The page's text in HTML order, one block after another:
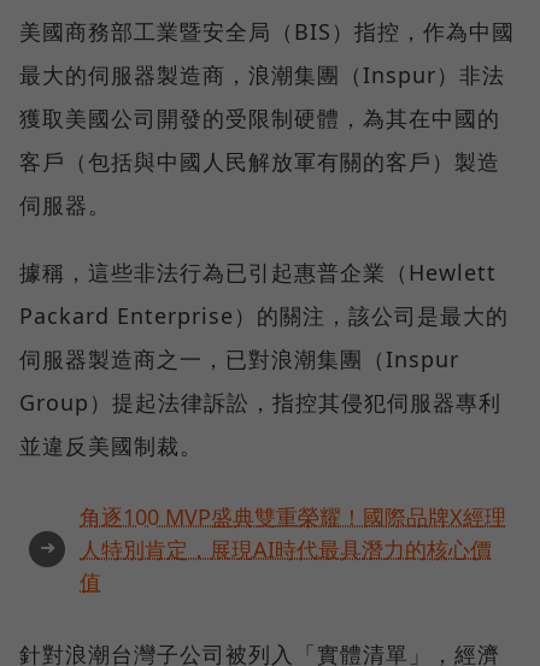
美國商務部工業暨安全局（BIS）指控，作為中國
最大的伺服器製造商，浪潮集團（Inspur）非法
獲取美國公司開發的受限制硬體，為其在中國的
客戶（包括與中國人民解放軍有關的客戶）製造
伺服器。
據稱，這些非法行為已引起惠普企業（Hewlett
Packard Enterprise）的關注，該公司是最大的
伺服器製造商之一，已對浪潮集團（Inspur
Group）提起法律訴訟，指控其侵犯伺服器專利
並違反美國制裁。
➜
角逐100 MVP盛典雙重榮耀！國際品牌X經理
人特別肯定，展現AI時代最具潛力的核心價
值
針對浪潮台灣子公司被列入「實體清單」，經濟